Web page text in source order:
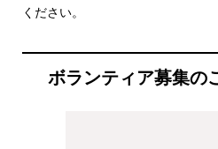
ください。
ボランティア募集の